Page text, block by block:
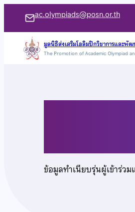
เนื้อหา
ac.olympiads@posn.or.th
มูลนิธิส่งเสริมโอลิมปิกวิชาการและพั
The Promotion of Academic Olympiad
ข้อมูลทำเนียบรุ่นผู้เข้าร่ว